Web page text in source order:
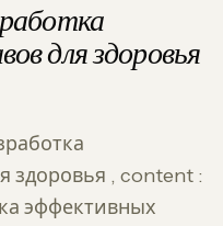
для здоровья
здоровья , content :
эффективных